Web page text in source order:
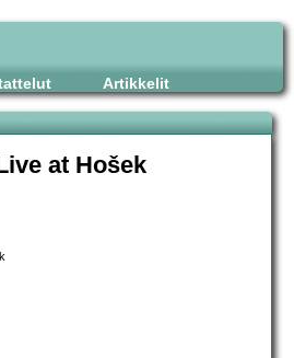
Artikkelit
at Hošek